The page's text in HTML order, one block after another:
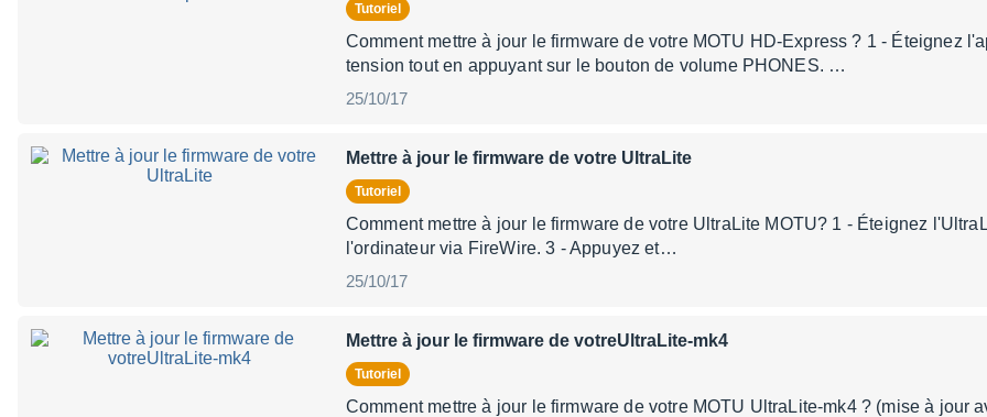
Tutoriel
Comment mettre à jour le firmware de votre MOTU HD-Express ? 1 - Éteignez
tension tout en appuyant sur le bouton de volume PHONES. …
25/10/17
Mettre à jour le firmware de votre UltraLite
Tutoriel
Comment mettre à jour le firmware de votre UltraLite MOTU? 1 - Éteignez
l'ordinateur via FireWire. 3 - Appuyez et…
25/10/17
Mettre à jour le firmware de votreUltraLite-mk4
Tutoriel
Comment mettre à jour le firmware de votre MOTU UltraLite-mk4 ? (mise à jour